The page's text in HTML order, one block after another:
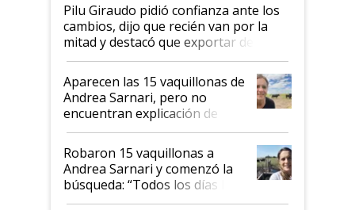
Pilu Giraudo pidió confianza ante los
cambios, dijo que recién van por la
mitad y destacó que exportar dejó de
ser "para unos pocos": "Tenemos un
mandato muy claro del gobierno
nacional"
Aparecen las 15 vaquillonas de
Andrea Sarnari, pero no
encuentran explicación de
cómo llegaron allí
Robaron 15 vaquillonas a
Andrea Sarnari y comenzó la
búsqueda: “Todos los días le
toca a algún productor”